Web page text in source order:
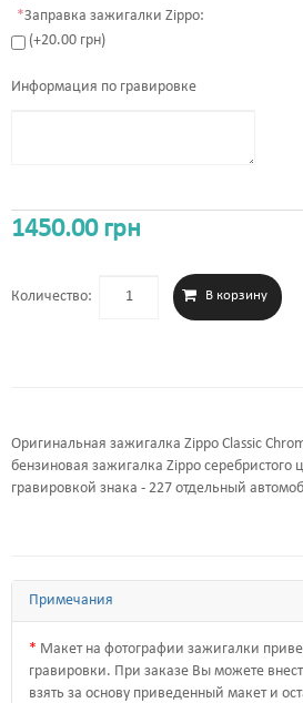
*Заправка зажигалки Zippo:
(+20.00 грн)
Информация по гравировке
1450.00 грн
Количество:
Оригинальная зажигалка Zippo Classic
бензиновая зажигалка Zippo серебристого
гравировкой знака - 227 отдельный
Примечания
* Макет на фотографии зажигалки
гравировки. При заказе Вы можете
взять за основу приведенный макет и